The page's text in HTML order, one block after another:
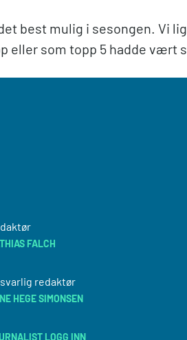
best mulig i sesongen. Vi
eller som topp 5 hadde vært
FALCH
redaktør
HEGE SIMONSEN
LOGG INN